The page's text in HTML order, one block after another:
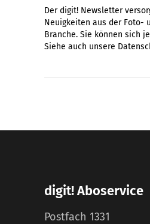
Der digit! Newsletter
Neuigkeiten aus der Foto-
Branche. Sie können sich
Siehe auch unsere
digit! Aboservice
Postfach 1331